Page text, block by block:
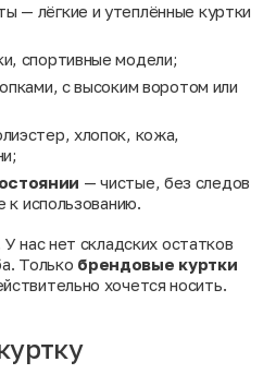
— лёгкие и утеплённые куртки
спортивные модели;
с высоким воротом или
хлопок, кожа,
— чистые, без следов
к использованию.
нас нет складских остатков
Только брендовые куртки
хочется носить.